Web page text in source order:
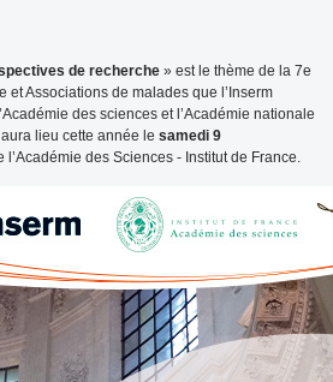
de recherche » est le thème de la 7e
et Associations de malades que l’Inserm
des sciences et l’Académie nationale
lieu cette année le samedi 9
des Sciences - Institut de France.